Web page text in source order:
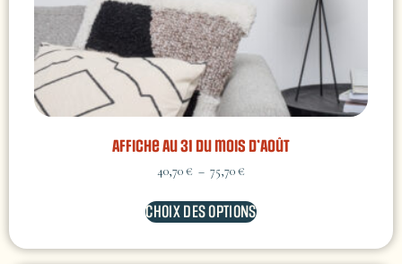
Affiche Au 31 du mois d’Août
40,70€ – 75,70€
CHOIX DES OPTIONS